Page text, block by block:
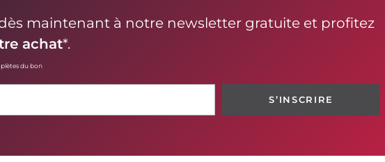
maintenant à notre newsletter gratuite et profitez
achat*.
du bon
S’INSCRIRE